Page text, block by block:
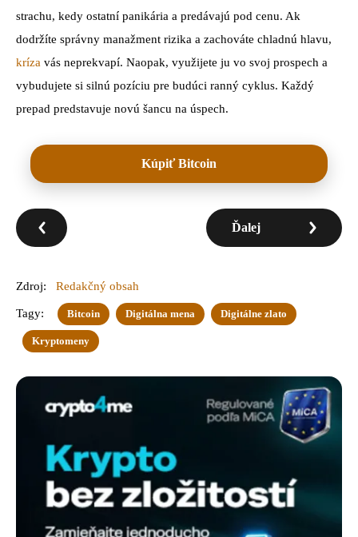
strachu, kedy ostatní panikária a predávajú pod cenu. Ak
dodržíte správny manažment rizika a zachováte chladnú hlavu,
kríza vás neprekvapí. Naopak, využijete ju vo svoj prospech a
vybudujete si silnú pozíciu pre budúci ranný cyklus. Každý
prepad predstavuje novú šancu na úspech.
Kúpiť Bitcoin
Ďalej
Zdroj: Redakčný obsah
Tagy: Bitcoin Digitálna mena Digitálne zlato
Kryptomeny